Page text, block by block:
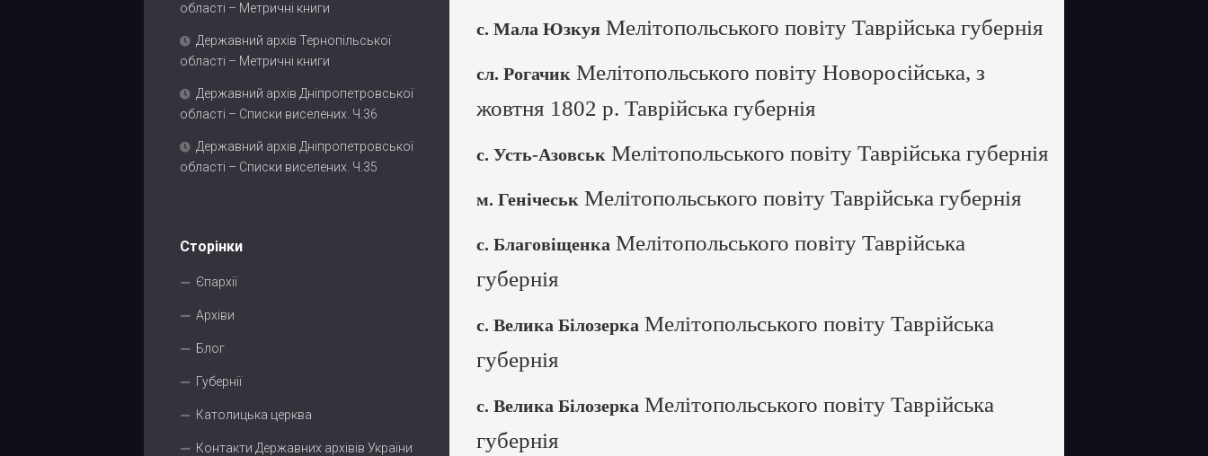
області – Метричні книги
Державний архів Тернопільської
області – Метричні книги
Державний архів Дніпропетровської
області – Списки виселених. Ч.36
Державний архів Дніпропетровської
області – Списки виселених. Ч.35
Сторінки
Єпархії
Архіви
Блог
Губернії
Католицька церква
Контакти Державних архівів України
с. Мала Юзкуя Мелітопольського повіту Таврійська губернія
сл. Рогачик Мелітопольського повіту Новоросійська, з
жовтня 1802 р. Таврійська губернія
с. Усть-Азовськ Мелітопольського повіту Таврійська губернія
м. Генічеськ Мелітопольського повіту Таврійська губернія
с. Благовіщенка Мелітопольського повіту Таврійська
губернія
с. Велика Білозерка Мелітопольського повіту Таврійська
губернія
с. Велика Білозерка Мелітопольського повіту Таврійська
губернія